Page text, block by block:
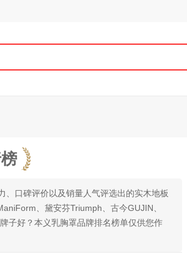
、口碑评价以及销量人气评选出的实木地板
、黛安芬Triumph、古今GUJIN、
子好？本义乳胸罩品牌排名榜单仅供您作